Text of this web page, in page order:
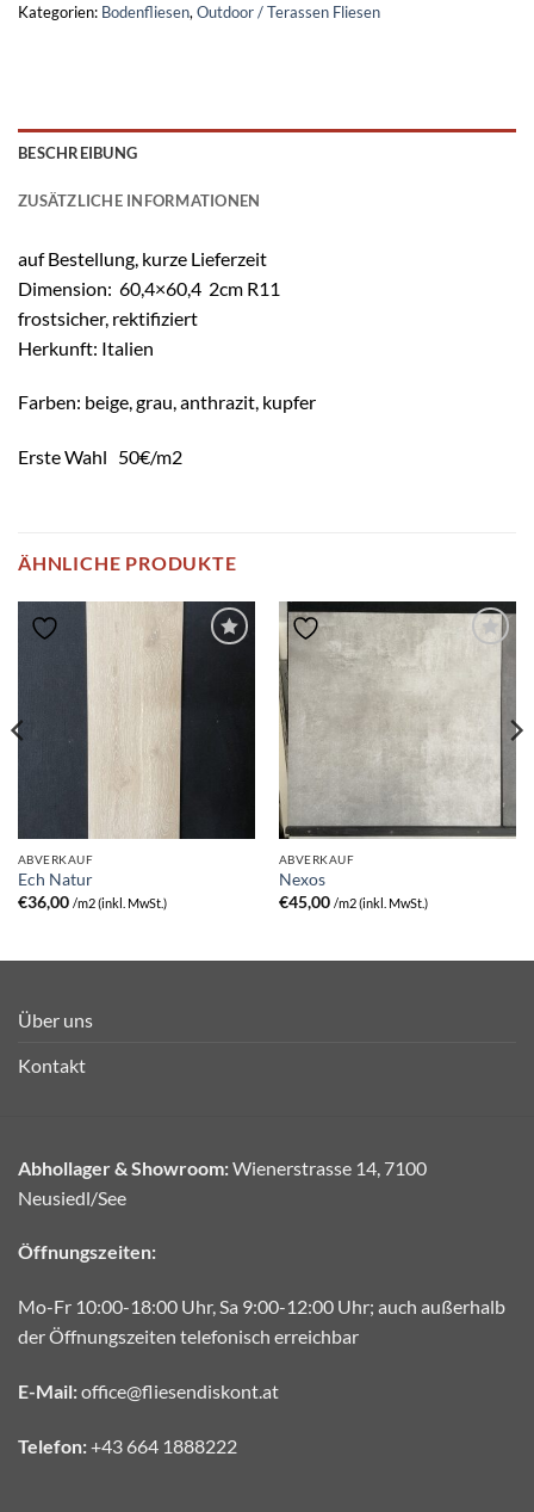
Kategorien: Bodenfliesen, Outdoor / Terassen Fliesen
BESCHREIBUNG
ZUSÄTZLICHE INFORMATIONEN
auf Bestellung, kurze Lieferzeit
Dimension: 60,4×60,4 2cm R11
frostsicher, rektifiziert
Herkunft: Italien
Farben: beige, grau, anthrazit, kupfer
Erste Wahl 50€/m2
ÄHNLICHE PRODUKTE
ABVERKAUF
Ech Natur
€36,00 /m2 (inkl. MwSt.)
ABVERKAUF
Nexos
€45,00 /m2 (inkl. MwSt.)
Über uns
Kontakt
Abhollager & Showroom:Wienerstrasse 14, 7100
Neusiedl/See
Öffnungszeiten:
Mo-Fr 10:00-18:00 Uhr, Sa 9:00-12:00 Uhr; auch außerhalb
der Öffnungszeiten telefonisch erreichbar
E-Mail:office@fliesendiskont.at
Telefon:+43 664 1888222